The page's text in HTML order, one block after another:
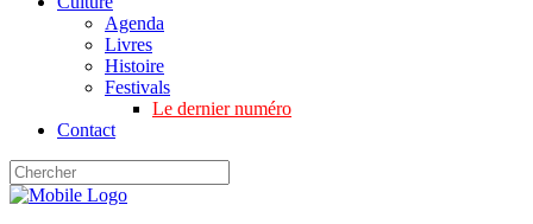
Agenda
Livres
Histoire
Festivals
Le dernier numéro
Contact